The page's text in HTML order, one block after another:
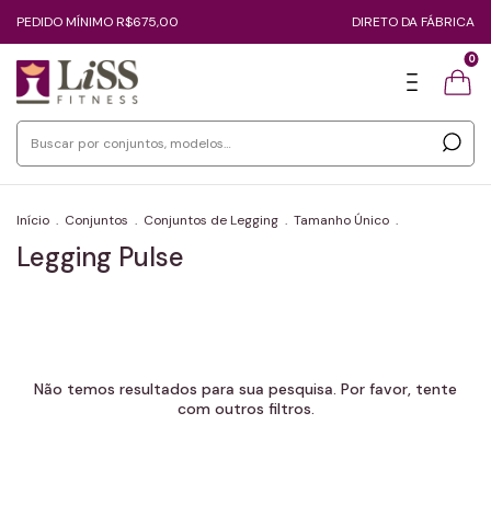
PEDIDO MÍNIMO R$675,00 DIRETO DA FÁBRICA
0
Início . Conjuntos . Conjuntos de Legging . Tamanho Único .
Legging Pulse
Não temos resultados para sua pesquisa. Por favor, tente
com outros filtros.